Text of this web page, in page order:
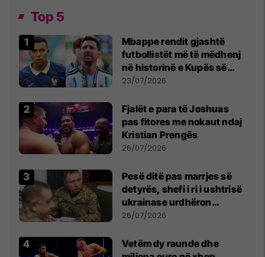
Top 5
Mbappe rendit gjashtë
futbollistët më të mëdhenj
në historinë e Kupës së
Botës, Messi mbetet i dyti
23/07/2026
Fjalët e para të Joshuas
pas fitores me nokaut ndaj
Kristian Prengës
26/07/2026
Pesë ditë pas marrjes së
detyrës, shefi i ri i ushtrisë
ukrainase urdhëron
kontroll të madh
26/07/2026
Vetëm dy raunde dhe